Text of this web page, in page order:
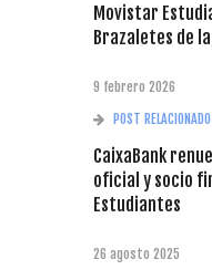
Movistar
Brazaletes de
9 febrero 2026
POST RELACIONADO
CaixaBank
oficial y socio
Estudiantes
26 agosto 2025